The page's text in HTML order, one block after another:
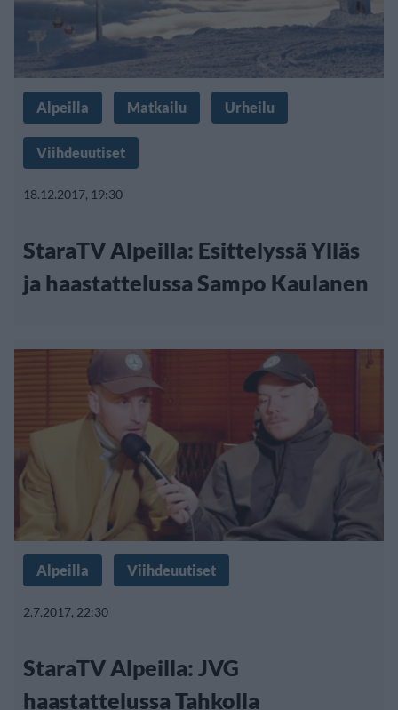
Alpeilla Matkailu Urheilu
Viihdeuutiset
18.12.2017, 19:30
StaraTV Alpeilla: Esittelyssä Ylläs
ja haastattelussa Sampo Kaulanen
Alpeilla Viihdeuutiset
2.7.2017, 22:30
StaraTV Alpeilla: JVG
haastattelussa Tahkolla